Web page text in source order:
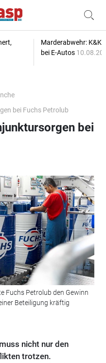
Marderabwehr: K&K
bei E-Autos
bei Fuchs Petrolub
bei
Fuchs Petrolub den Gewinn
Beteiligung kräftig
nicht nur den
trotzen.